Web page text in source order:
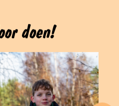
doen!